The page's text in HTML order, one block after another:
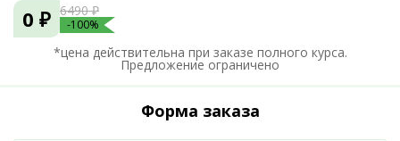
0 ₽ 6490 ₽
-100%
*цена действительна при заказе полного курса.
Предложение ограничено
Форма заказа